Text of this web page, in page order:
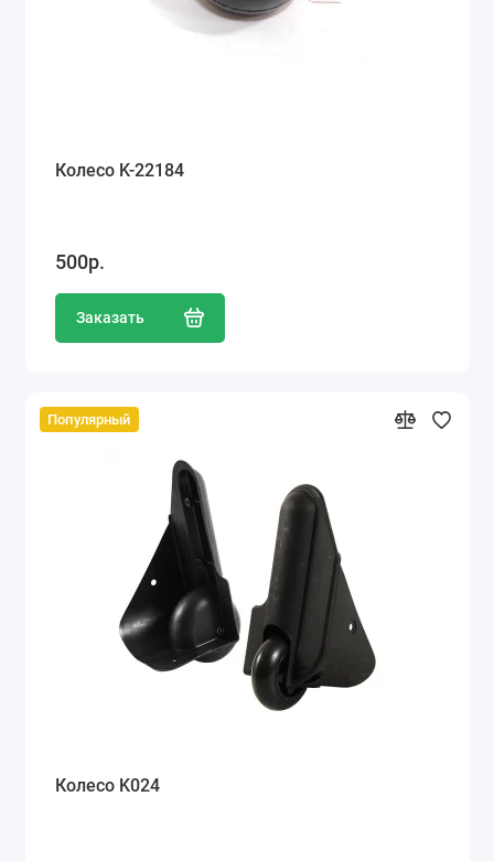
Колесо K-22184
500р.
Заказать
Популярный
Колесо K024